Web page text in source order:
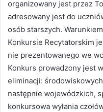
organizowany jest przez
adresowany jest do
osób starszych.
Konkursie Recytatorskim
nie prezentowanego we
Konkurs prowadzony jest
eliminacji:
następnie wojewódzkich,
konkursowa wyłania